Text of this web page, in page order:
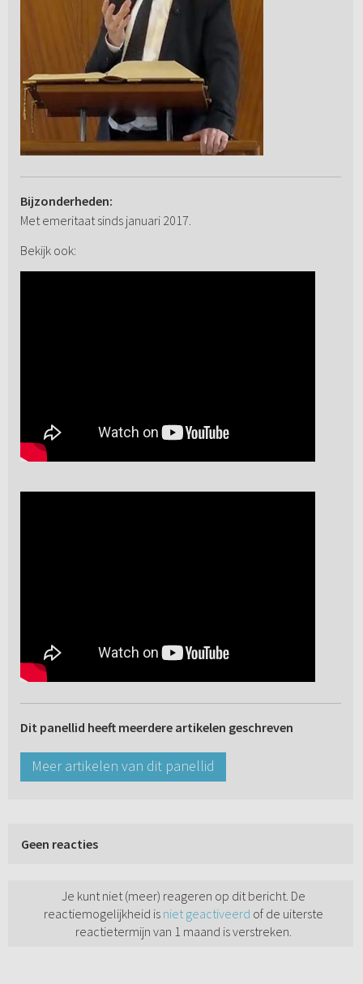
Bijzonderheden:
Met emeritaat sinds januari 2017.
Bekijk ook:
Dit panellid heeft meerdere artikelen geschreven
Meer artikelen van dit panellid
Geen reacties
Je kunt niet (meer) reageren op dit bericht. De
reactiemogelijkheid is niet geactiveerd of de uiterste
reactietermijn van 1 maand is verstreken.